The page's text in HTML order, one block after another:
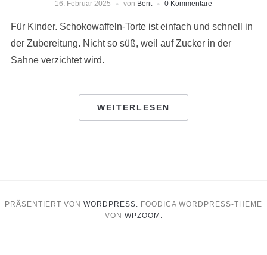
16. Februar 2025 von Berit 0 Kommentare
Für Kinder. Schokowaffeln-Torte ist einfach und schnell in
der Zubereitung. Nicht so süß, weil auf Zucker in der
Sahne verzichtet wird.
WEITERLESEN
PRÄSENTIERT VON WORDPRESS. FOODICA WORDPRESS-THEME
VON WPZOOM.